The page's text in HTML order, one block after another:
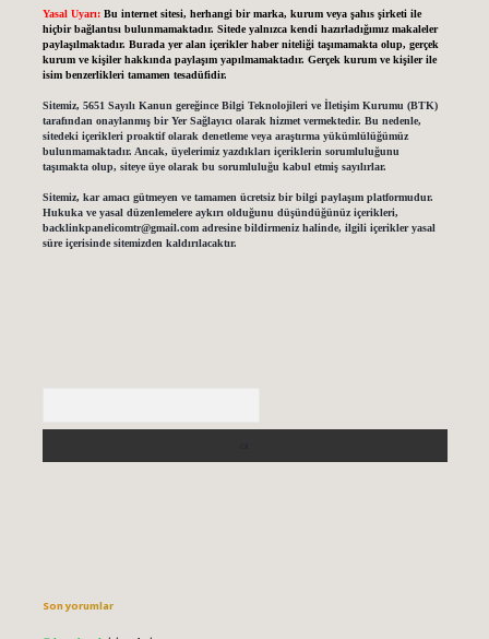
Yasal Uyarı: Bu internet sitesi, herhangi bir marka, kurum veya şahıs şirketi ile
hiçbir bağlantısı bulunmamaktadır. Sitede yalnızca kendi hazırladığımız makaleler
paylaşılmaktadır. Burada yer alan içerikler haber niteliği taşımamakta olup, gerçek
kurum ve kişiler hakkında paylaşım yapılmamaktadır. Gerçek kurum ve kişiler ile
isim benzerlikleri tamamen tesadüfidir.
Sitemiz, 5651 Sayılı Kanun gereğince Bilgi Teknolojileri ve İletişim Kurumu (BTK)
tarafından onaylanmış bir Yer Sağlayıcı olarak hizmet vermektedir. Bu nedenle,
sitedeki içerikleri proaktif olarak denetleme veya araştırma yükümlülüğümüz
bulunmamaktadır. Ancak, üyelerimiz yazdıkları içeriklerin sorumluluğunu
taşımakta olup, siteye üye olarak bu sorumluluğu kabul etmiş sayılırlar.
Sitemiz, kar amacı gütmeyen ve tamamen ücretsiz bir bilgi paylaşım platformudur.
Hukuka ve yasal düzenlemelere aykırı olduğunu düşündüğünüz içerikleri,
backlinkpanelicomtr@gmail.comadresine bildirmeniz halinde, ilgili içerikler yasal
süre içerisinde sitemizden kaldırılacaktır.
Son yorumlar